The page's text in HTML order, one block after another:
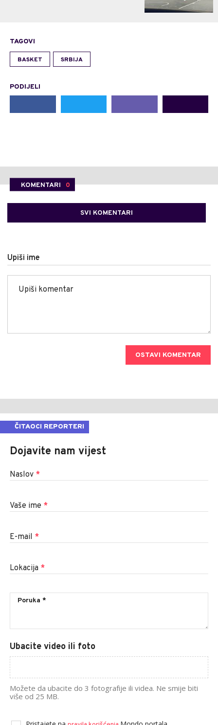
TAGOVI
BASKET SRBIJA
PODIJELI
KOMENTARI 0
SVI KOMENTARI
Upiši ime
OSTAVI KOMENTAR
ČITAOCI REPORTERI
Dojavite nam vijest
Naslov *
Vaše ime *
E-mail *
Lokacija *
Ubacite video ili foto
Možete da ubacite do 3 fotografije ili videa. Ne smije biti
više od 25 MB.